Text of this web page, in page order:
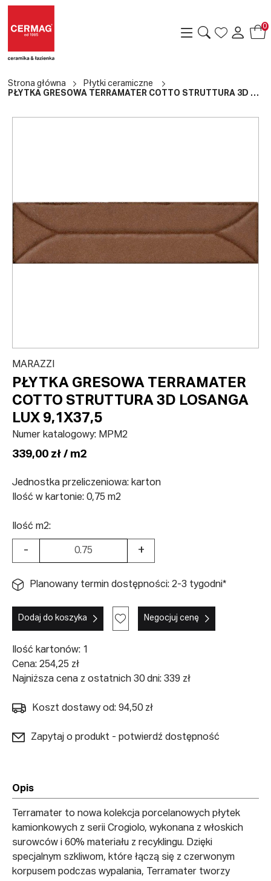
0
Strona główna
Płytki ceramiczne
PŁYTKA GRESOWA TERRAMATER COTTO STRUTTURA 3D LOSANGA LUX 9,1X37,5
MARAZZI
PŁYTKA GRESOWA TERRAMATER
COTTO STRUTTURA 3D LOSANGA
LUX 9,1X37,5
Numer katalogowy: MPM2
339,00 zł / m2
Jednostka przeliczeniowa: karton
Ilość w kartonie: 0,75 m2
Ilość m2:
- +
Planowany termin dostępności: 2-3 tygodni*
Dodaj do koszyka Negocjuj cenę
Ilość kartonów: 1
Cena: 254,25 zł
Najniższa cena z ostatnich 30 dni: 339 zł
Koszt dostawy od: 94,50 zł
Zapytaj o produkt - potwierdź dostępność
Opis
Terramater to nowa kolekcja porcelanowych płytek
kamionkowych z serii Crogiolo, wykonana z włoskich
surowców i 60% materiału z recyklingu. Dzięki
specjalnym szkliwom, które łączą się z czerwonym
korpusem podczas wypalania, Terramater tworzy